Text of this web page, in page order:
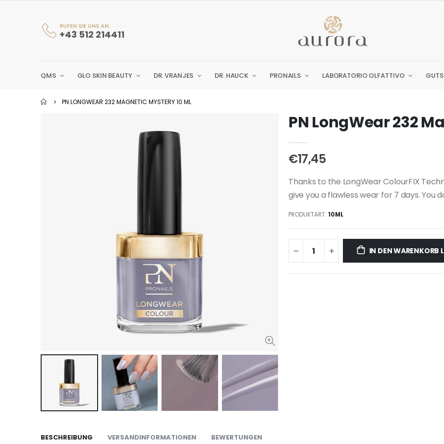
RUFEN SIE UNS AN
+43 512 214411
QMS GLO SKIN BEAUTY DR. VRANJES DR. HAUCK PRONAILS LABORATORIO OLFATTIVO
PN LONGWEAR 232 MAGNETIC MYSTERY 10 ML
PN LongWear 232
€17,45
Thanks to the LongWear ColourFIX
give you a flawless wear for 7 days. You
PRODUKTART: 10ML
IN DEN WARENKORB
BESCHREIBUNG VERSANDINFORMATIONEN BEWERTUNGEN